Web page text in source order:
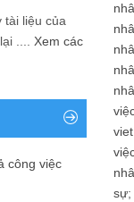
tài liệu của
.... Xem các
công việc
sự;